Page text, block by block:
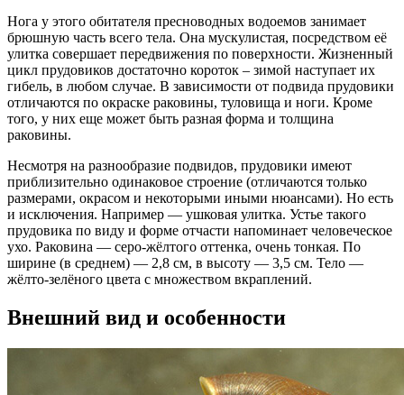
Нога у этого обитателя пресноводных водоемов занимает
брюшную часть всего тела. Она мускулистая, посредством её
улитка совершает передвижения по поверхности. Жизненный
цикл прудовиков достаточно короток – зимой наступает их
гибель, в любом случае. В зависимости от подвида прудовики
отличаются по окраске раковины, туловища и ноги. Кроме
того, у них еще может быть разная форма и толщина
раковины.
Несмотря на разнообразие подвидов, прудовики имеют
приблизительно одинаковое строение (отличаются только
размерами, окрасом и некоторыми иными нюансами). Но есть
и исключения. Например — ушковая улитка. Устье такого
прудовика по виду и форме отчасти напоминает человеческое
ухо. Раковина — серо-жёлтого оттенка, очень тонкая. По
ширине (в среднем) — 2,8 см, в высоту — 3,5 см. Тело —
жёлто-зелёного цвета с множеством вкраплений.
Внешний вид и особенности